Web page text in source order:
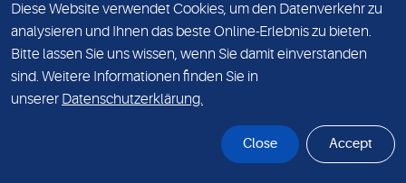
Email:info@mlhb.de
DATENSCHUTZ
IMPRESSUM
Diese Website verwendet Cookies, um den Datenverkehr zu
analysieren und Ihnen das beste Online-Erlebnis zu bieten.
Bitte lassen Sie uns wissen, wenn Sie damit einverstanden
sind. Weitere Informationen finden Sie in
unserer Datenschutzerklärung.
Close Accept